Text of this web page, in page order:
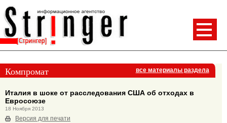
Компромат все материалы раздела
Италия в шоке от расследования США об отходах в
Евросоюзе
18 Ноября 2013
Версия для печати